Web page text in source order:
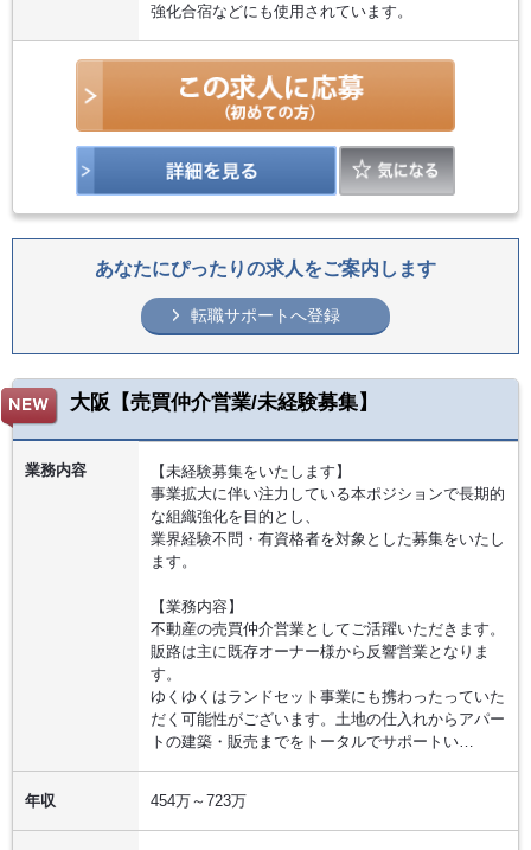
強化合宿などにも使用されています。
あなたにぴったりの求人をご案内します
転職サポートへ登録
大阪【売買仲介営業/未経験募集】
業務内容
【未経験募集をいたします】
事業拡大に伴い注力している本ポジションで長期的
な組織強化を目的とし、
業界経験不問・有資格者を対象とした募集をいたし
ます。
【業務内容】
不動産の売買仲介営業としてご活躍いただきます。
販路は主に既存オーナー様から反響営業となりま
す。
ゆくゆくはランドセット事業にも携わったっていた
だく可能性がございます。土地の仕入れからアパー
トの建築・販売までをトータルでサポートい…
年収 454万～723万